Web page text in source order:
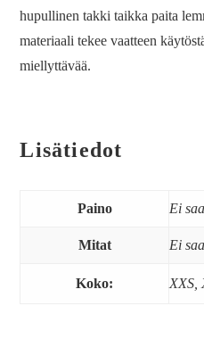
hupullinen takki taikka paita
materiaali tekee vaatteen
miellyttävää.
Lisätiedot
Paino Ei
Mitat Ei
Koko: XXS,